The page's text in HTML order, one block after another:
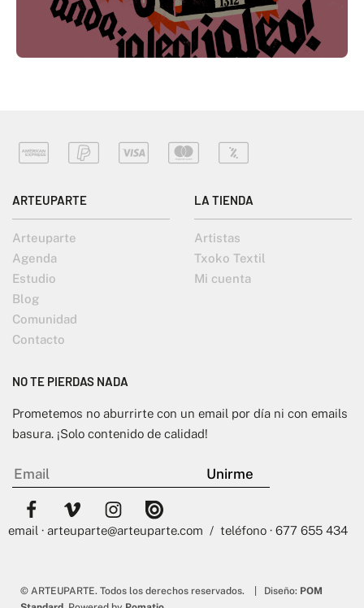
ARTEUPARTE
Arteuparte
Agenda
Estudio
Blog
Comunidad
Contacto
LA TIENDA
Artistas
Txoko Textil
Mi cuenta
NO TE PIERDAS NADA
Prometemos no aburrirte con un email por día ni con emails
basura. ¡Solo contenido de calidad!
email · arteuparte@arteuparte.com / teléfono · 677 655 434
© ARTEUPARTE. Todos los derechos reservados. | Diseño: POM